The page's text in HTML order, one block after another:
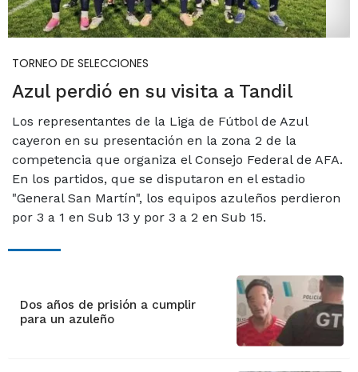
TORNEO DE SELECCIONES
Azul perdió en su visita a Tandil
Los representantes de la Liga de Fútbol de Azul
cayeron en su presentación en la zona 2 de la
competencia que organiza el Consejo Federal de AFA.
En los partidos, que se disputaron en el estadio
"General San Martín", los equipos azuleños perdieron
por 3 a 1 en Sub 13 y por 3 a 2 en Sub 15.
Dos años de prisión a cumplir
para un azuleño